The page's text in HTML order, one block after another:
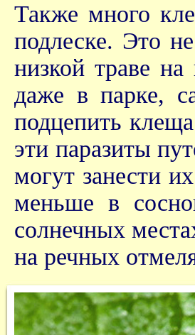
Также много
подлеске. Это
низкой траве
даже в парке,
подцепить
эти паразиты
могут занести
меньше в
солнечных
на речных